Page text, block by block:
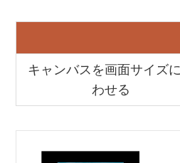
キャンバスを画面サイズ
わせる